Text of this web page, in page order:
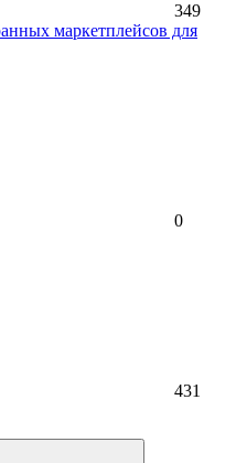
349
маркетплейсов для
0
431